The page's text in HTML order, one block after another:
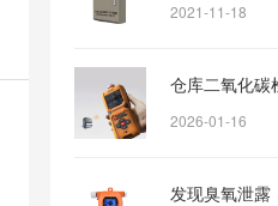
2021-11-18
2026-01-16